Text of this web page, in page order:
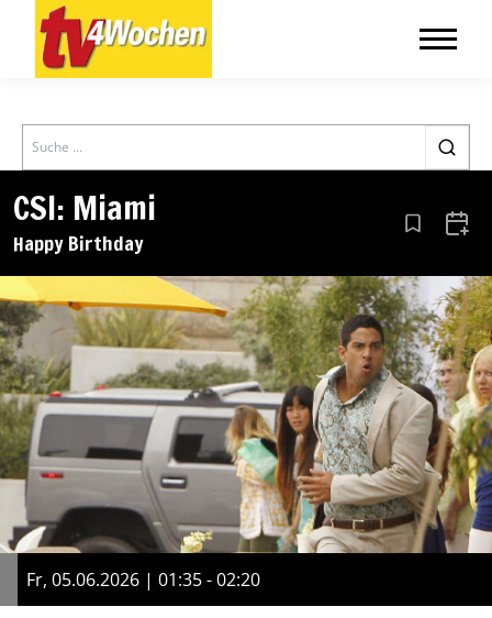
Search
CSI: Miami
Happy Birthday Aus den
Fr, 05.06.2026 | 01:35 - 02:20